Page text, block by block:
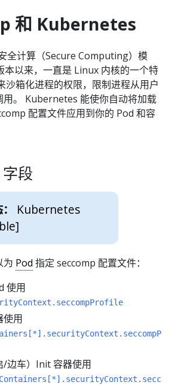
和 Kubernetes
全计算（Secure Computing）模
本以来，一直是 Linux 内核的一个特
沙箱化进程的权限，限制进程从用户
用。 Kubernetes 能使你自动将加载
配置文件应用到你的 Pod 和容
段
Kubernetes
为 Pod 指定 seccomp 配置文件：
使用
使用
/边车）Init 容器使用